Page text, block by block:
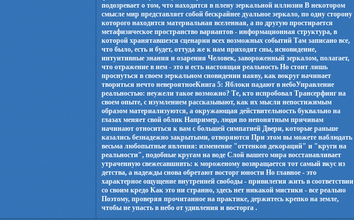
подозревает о том, что находится в плену зеркальной иллюзии В некотором
смысле мир представляет собой бескрайнее дуальное зеркало, по одну сторону
которого находится материальная вселенная, а по другую простирается
метафизическое пространство вариантов - информационная структура, в
которой хранятавшезся сценарии всех возможных событий Там записано все,
что было, есть и будет, оттуда же к нам приходят сны, ясновидение,
интуитивные знания и озарения Человек, завороженный зеркалом, полагает,
что отражение в нем - это и есть настоящая реальность Но стоит лишь
проснуться в своем зеркальном сновидении наяву, как вокруг начинает
твориться нечто невероятноеКнига 5: Яблоки падают в небоУправление
реальностью: неужели такое возможно? Те, кто испробовал Трансерфинг на
своем опыте, с изумлением рассказывают, как их мысли непостижимым
образом материализуются, а окружающая действительность буквально на
глазах меняет свой облик Например, люди по непонятным причинам
начинают относиться к вам с большей симпатией Двери, которые раньше
казались безнадежно закрытыми, отворяются При этом вы можете наблюдать
весьма любопытные явления: изменение "оттенков декораций" и "круги на
реальности", подобные кругам на воде Слой вашего мира восстанавливает
утраченную свежесавшнвть: к мороженому возвращается тот самый вкус из
детства, а надежды снова обретают восторг юности Но главное - это
характерное ощущение внутренней свободы - привилегия жить в соответствии
со своим кредо Как это ни странно, здесь нет никакой мистики - все реально
Поэтому, проверяя прочитанное на практике, держитесь крепко на земле,
чтобы не упасть в небо от удивления и восторга .